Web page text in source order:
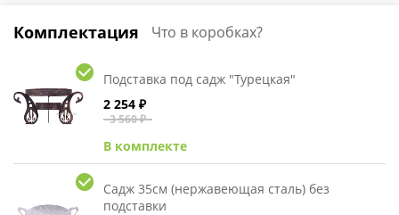
Комплектация Что в коробках?
Подставка под садж "Турецкая"
2 254 ₽
3 560 ₽
В комплекте
Садж 35см (нержавеющая сталь) без
подставки